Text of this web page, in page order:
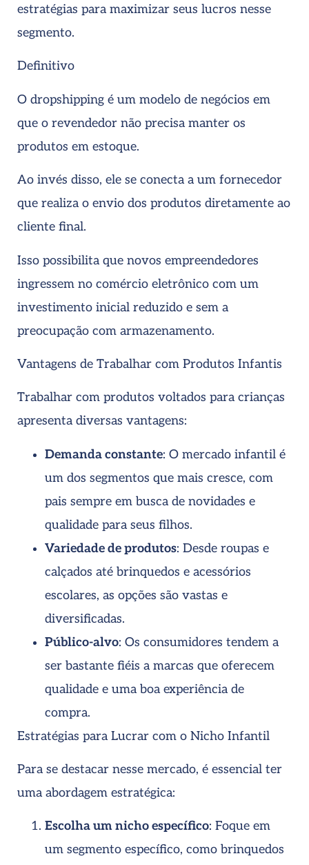
estratégias para maximizar seus lucros nesse
segmento.
Definitivo
O dropshipping é um modelo de negócios em
que o revendedor não precisa manter os
produtos em estoque.
Ao invés disso, ele se conecta a um fornecedor
que realiza o envio dos produtos diretamente ao
cliente final.
Isso possibilita que novos empreendedores
ingressem no comércio eletrônico com um
investimento inicial reduzido e sem a
preocupação com armazenamento.
Vantagens de Trabalhar com Produtos Infantis
Trabalhar com produtos voltados para crianças
apresenta diversas vantagens:
Demanda constante: O mercado infantil é
um dos segmentos que mais cresce, com
pais sempre em busca de novidades e
qualidade para seus filhos.
Variedade de produtos: Desde roupas e
calçados até brinquedos e acessórios
escolares, as opções são vastas e
diversificadas.
Público-alvo: Os consumidores tendem a
ser bastante fiéis a marcas que oferecem
qualidade e uma boa experiência de
compra.
Estratégias para Lucrar com o Nicho Infantil
Para se destacar nesse mercado, é essencial ter
uma abordagem estratégica:
Escolha um nicho específico: Foque em
um segmento específico, como brinquedos